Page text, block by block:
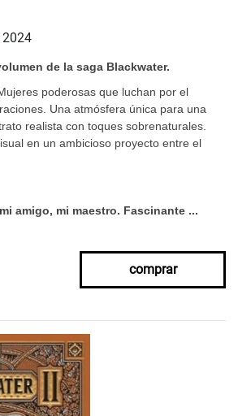
de la saga Blackwater.
poderosas que luchan por el
Una atmósfera única para una
realista con toques sobrenaturales.
en un ambicioso proyecto entre el
amigo, mi maestro. Fascinante ...
comprar